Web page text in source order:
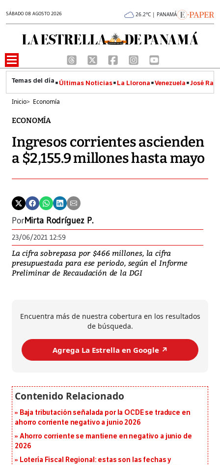
SÁBADO 08 AGOSTO 2026 26.2°C | PANAMÁ
Últimas Noticias La Llorona Venezuela José
Inicio> Economía
ECONOMÍA
Ingresos corrientes ascienden
a $2,155.9 millones hasta mayo
PorMirta Rodríguez P.
23/06/2021 12:59
La cifra sobrepasa por $466 millones, la cifra
presupuestada para ese periodo, según el Informe
Preliminar de Recaudación de la DGI
Encuentra más de nuestra cobertura en los resultados
de búsqueda.
Agrega La Estrella en Google ↗️
Baja tributación señalada por la OCDE se traduce en
ahorro corriente negativo a junio 2026
Ahorro corriente se mantiene en negativo a junio de
2026
Lotería Fiscal Regional: estas son las fechas y